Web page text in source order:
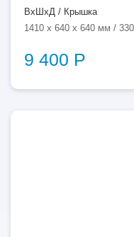
ВхШхД / Крышка
1410 x 640 x 640 мм /
9 400 Р